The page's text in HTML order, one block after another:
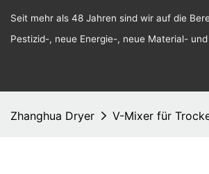
Seit mehr als 48 Jahren sind wir auf die
Pestizid-, neue Energie-, neue Material-
Zhanghua Dryer V-Mixer für